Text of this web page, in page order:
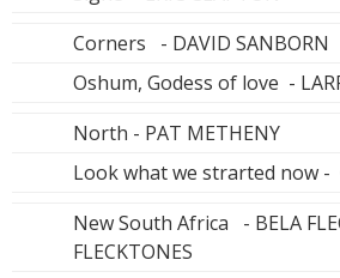
Corners - DAVID SANBORN
Oshum, Godess of love -
North - PAT METHENY
Look what we strarted now -
New South Africa - BELA
FLECKTONES